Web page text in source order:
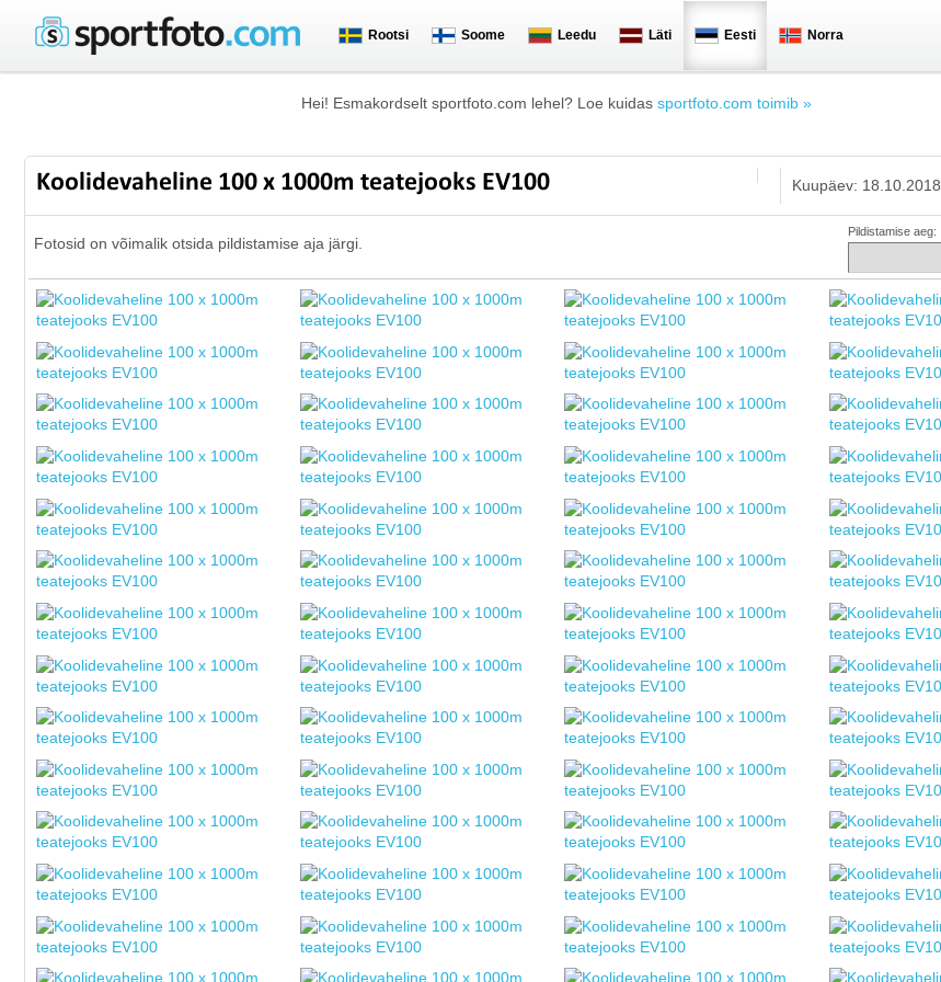
Rootsi Soome Leedu Läti Eesti Norra
Hei! Esmakordselt sportfoto.com lehel? Loe kuidas sportfoto.com toimib »
Koolidevaheline 100 x 1000m teatejooks EV100 Kuupäev: 18.10.2018
Fotosid on võimalik otsida pildistamise aja järgi.
Pildistamise aeg: